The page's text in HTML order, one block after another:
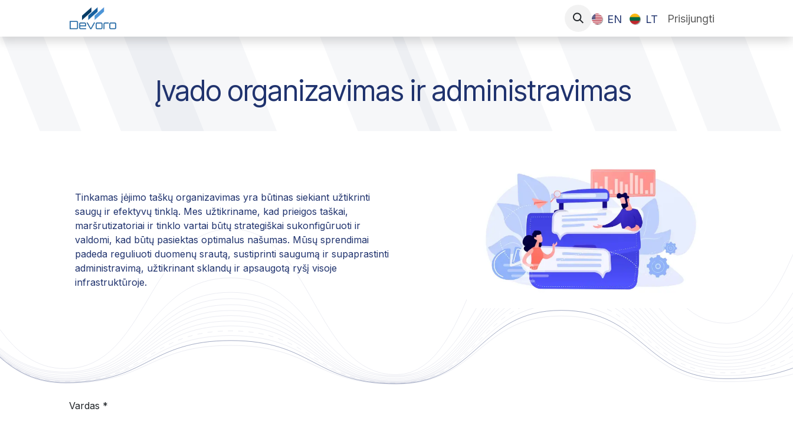
EN LT Prisijungti
Įvado organizavimas ir administravimas
Tinkamas įėjimo taškų organizavimas yra būtinas siekiant užtikrinti
saugų ir efektyvų tinklą. Mes užtikriname, kad prieigos taškai,
maršrutizatoriai ir tinklo vartai būtų strategiškai sukonfigūruoti ir
valdomi, kad būtų pasiektas optimalus našumas. Mūsų sprendimai
padeda reguliuoti duomenų srautą, sustiprinti saugumą ir supaprastinti
administravimą, užtikrinant sklandų ir apsaugotą ryšį visoje
infrastruktūroje.
Vardas *